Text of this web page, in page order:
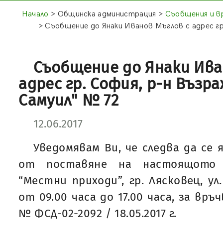
Начало > Общинска администрация > Съобщения и
> Съобщение до Янаки Иванов Мъглов с адрес
Съобщение до Янаки
адрес гр. София, р-н
Самуил" № 72
12.06.2017
Уведомявам Ви, че следва да се
от поставяне на
“Местни приходи”, гр. Лясковец,
от 09.00 часа до 17.00 часа, за
№ ФСД-02-2092 / 18.05.2017 г.